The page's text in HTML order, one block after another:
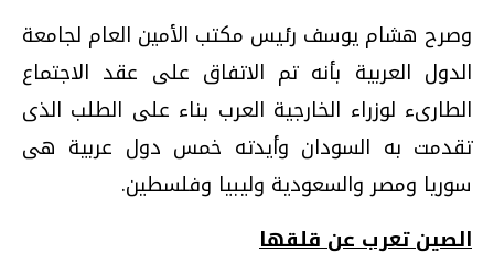
وصرح هشام يوسف رئيس مكتب الأمين العام لجامعة
الدول العربية بأنه تم الاتفاق على عقد الاجتماع
الطارىء لوزراء الخارجية العرب بناء على الطلب الذى
تقدمت به السودان وأيدته خمس دول عربية هى
سوريا ومصر والسعودية وليبيا وفلسطين.
الصين تعرب عن قلقها